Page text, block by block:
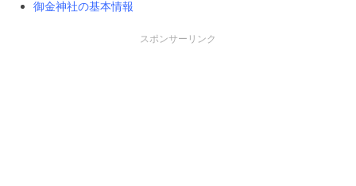
御金神社の基本情報
スポンサーリンク